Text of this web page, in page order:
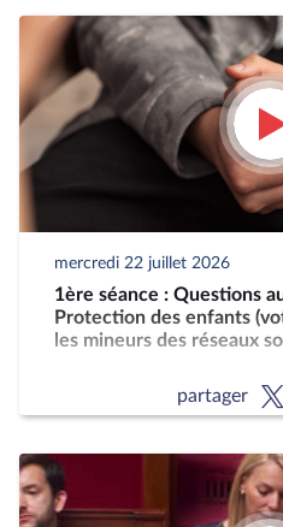
mercredi 22 juillet 2026
1ère séance : Questions
Protection des enfants
les mineurs des réseaux
partager